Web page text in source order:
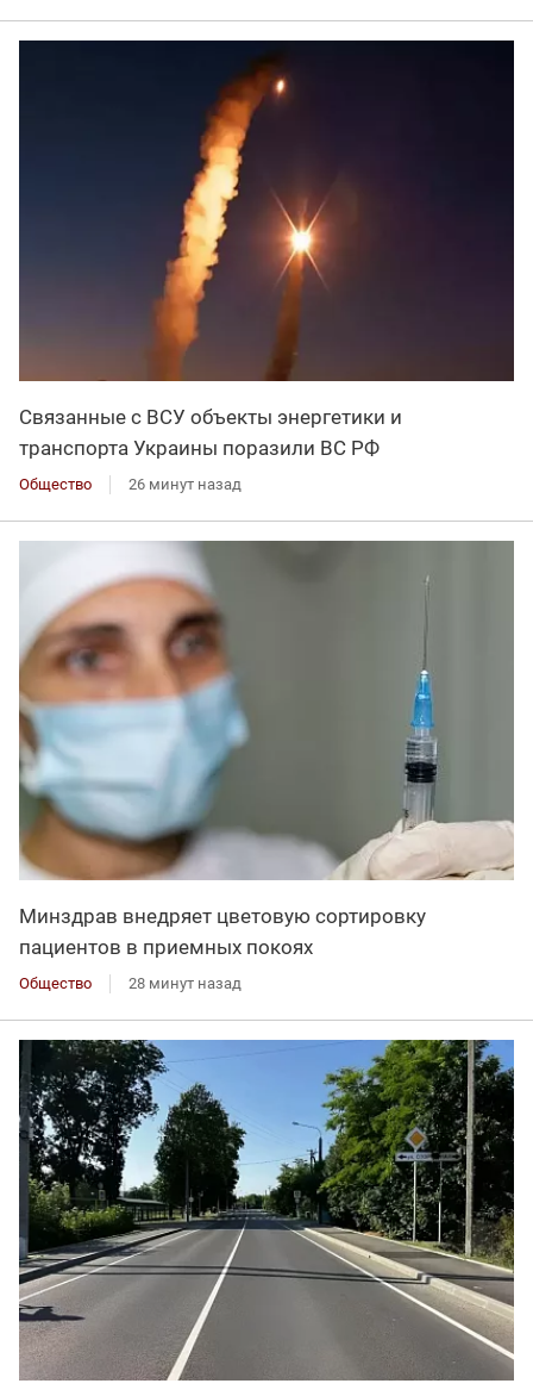
Связанные с ВСУ объекты энергетики и
транспорта Украины поразили ВС РФ
Общество 26 минут назад
Минздрав внедряет цветовую сортировку
пациентов в приемных покоях
Общество 28 минут назад